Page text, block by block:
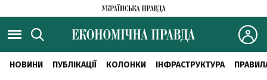
НОВИНИ ПУБЛІКАЦІЇ КОЛОНКИ ІНФРАСТРУКТУРА